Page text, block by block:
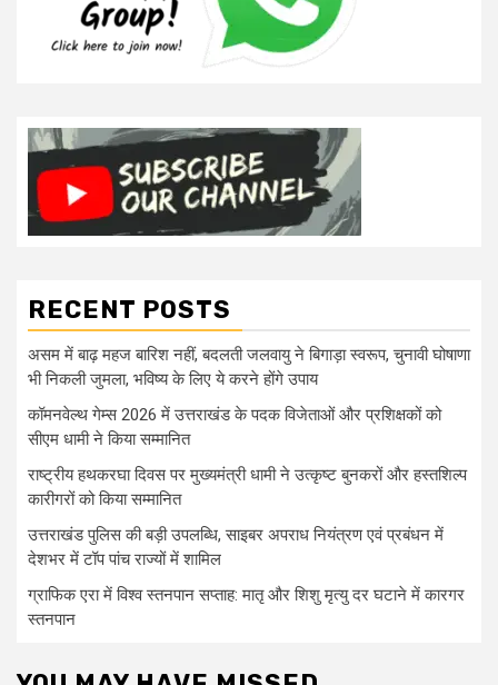
RECENT POSTS
असम में बाढ़ महज बारिश नहीं, बदलती जलवायु ने बिगाड़ा स्वरूप, चुनावी घोषाणा
भी निकली जुमला, भविष्य के लिए ये करने होंगे उपाय
कॉमनवेल्थ गेम्स 2026 में उत्तराखंड के पदक विजेताओं और प्रशिक्षकों को
सीएम धामी ने किया सम्मानित
राष्ट्रीय हथकरघा दिवस पर मुख्यमंत्री धामी ने उत्कृष्ट बुनकरों और हस्तशिल्प
कारीगरों को किया सम्मानित
उत्तराखंड पुलिस की बड़ी उपलब्धि, साइबर अपराध नियंत्रण एवं प्रबंधन में
देशभर में टॉप पांच राज्यों में शामिल
ग्राफिक एरा में विश्व स्तनपान सप्ताह: मातृ और शिशु मृत्यु दर घटाने में कारगर
स्तनपान